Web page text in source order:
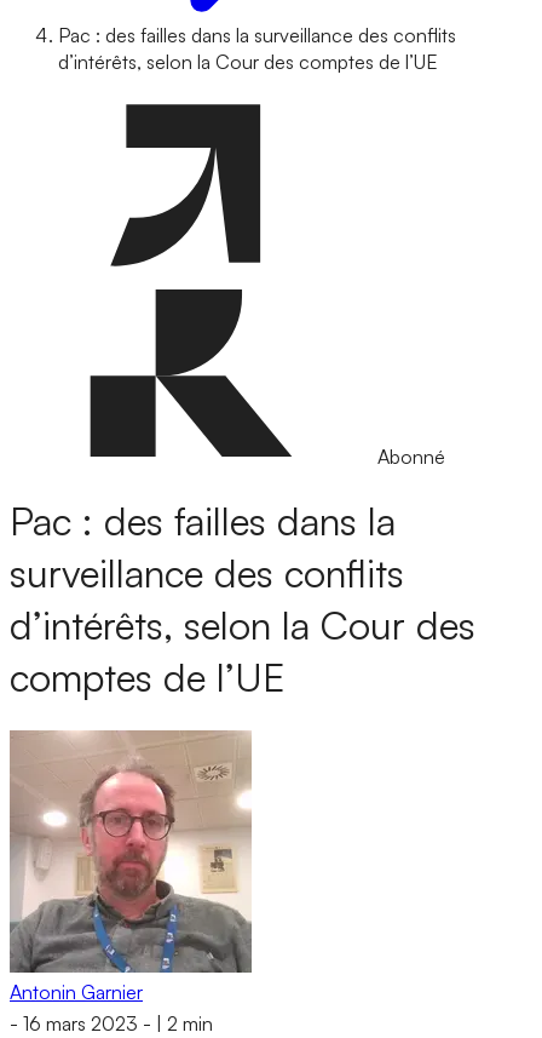
Pac : des failles dans la surveillance des conflits
d’intérêts, selon la Cour des comptes de l’UE
Abonné
Pac : des failles dans la
surveillance des conflits
d’intérêts, selon la Cour des
comptes de l’UE
Antonin Garnier
- 16 mars 2023 - 2 min